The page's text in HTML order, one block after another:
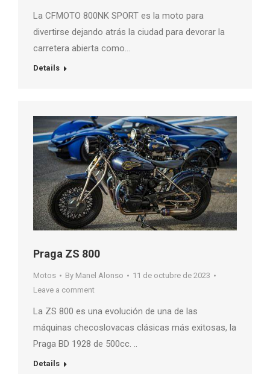
La CFMOTO 800NK SPORT es la moto para
divertirse dejando atrás la ciudad para devorar la
carretera abierta como…
Details
Praga ZS 800
Motos By Manel Alonso
11 de octubre de 2023
Leave a comment
La ZS 800 es una evolución de una de las
máquinas checoslovacas clásicas más exitosas, la
Praga BD 1928 de 500cc. ..
Details